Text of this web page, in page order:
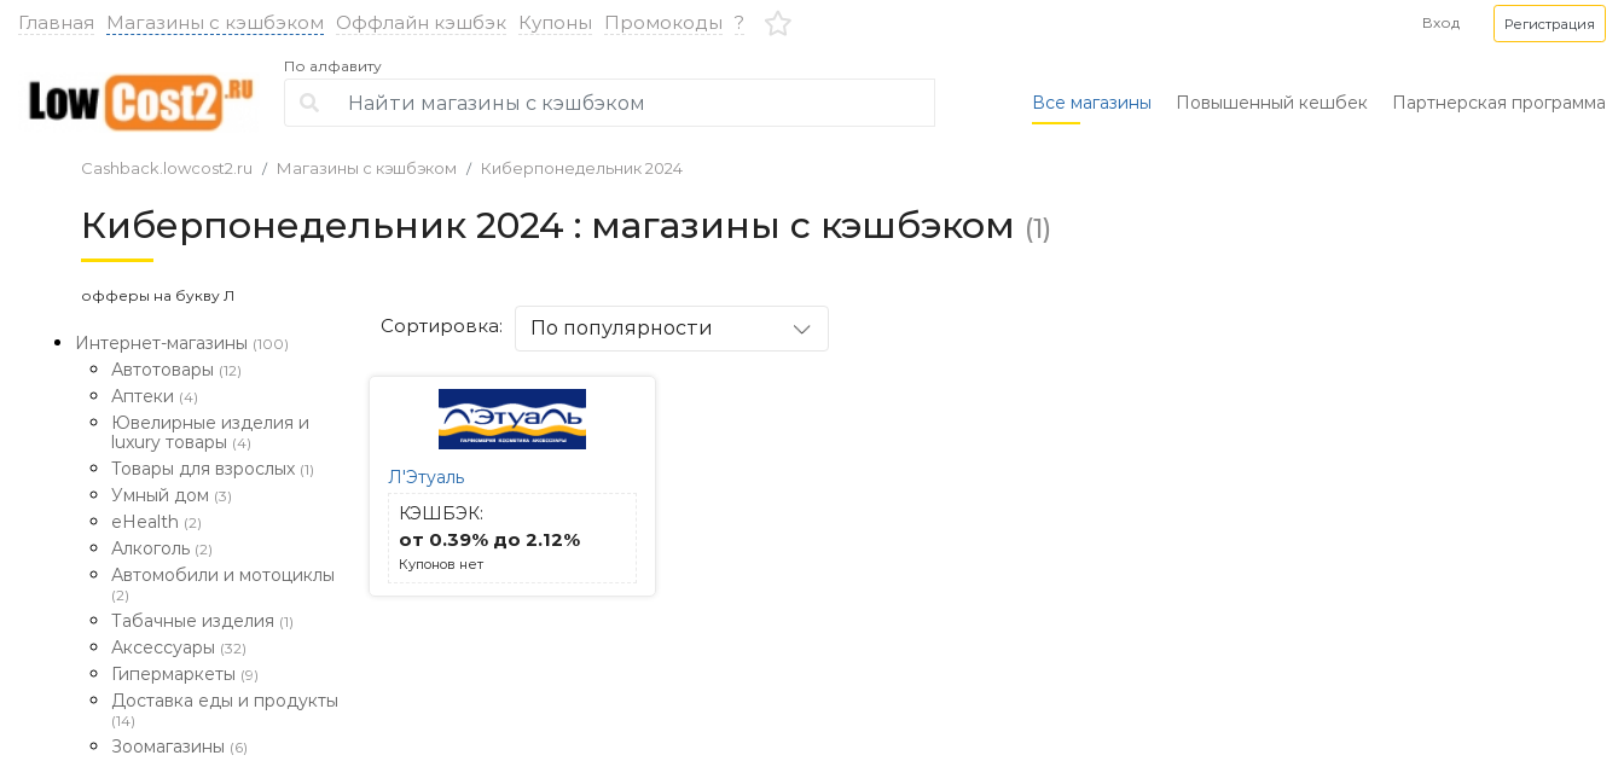
Главная Магазины с кэшбэком Оффлайн кэшбэк Купоны Промокоды ? Вход Регистрация
По алфавиту
Все магазины Повышенный кешбек Партнерская программа
Cashback.lowcost2.ru Магазины с кэшбэком Киберпонедельник 2024
Киберпонедельник 2024 : магазины с кэшбэком (1)
офферы на букву Л
Интернет-магазины (100)
Автотовары (12)
Аптеки (4)
Ювелирные изделия и
luxury товары (4)
Товары для взрослых (1)
Умный дом (3)
eHealth (2)
Алкоголь (2)
Автомобили и мотоциклы
(2)
Табачные изделия (1)
Аксессуары (32)
Гипермаркеты (9)
Доставка еды и продукты
(14)
Зоомагазины (6)
Сортировка: По популярности
Л'Этуаль
КЭШБЭК:
от 0.39% до 2.12%
Купонов нет